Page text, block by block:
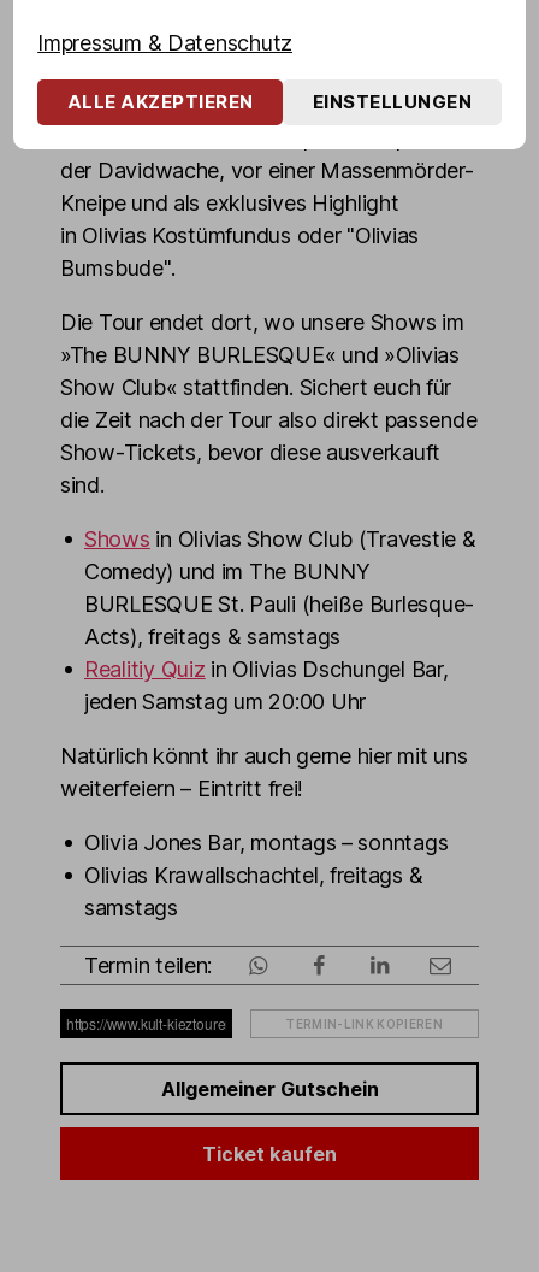
In rund 100 Minuten geht's von der Großen
Rotlicht-Dschungel mit Zwischenstopps
der Davidwache, vor einer Massenmörder-
Kneipe und als exklusives Highlight
in Olivias Kostümfundus oder "Olivias
Bumsbude".
Die Tour endet dort, wo unsere Shows im
»The BUNNY BURLESQUE« und »Olivias
Show Club« stattfinden. Sichert euch für
die Zeit nach der Tour also direkt passende
Show-Tickets, bevor diese ausverkauft
sind.
Shows in Olivias Show Club (Travestie &
Comedy) und im The BUNNY
BURLESQUE St. Pauli (heiße Burlesque-
Acts), freitags & samstags
Realitiy Quiz in Olivias Dschungel Bar,
jeden Samstag um 20:00 Uhr
Natürlich könnt ihr auch gerne hier mit uns
weiterfeiern – Eintritt frei!
Olivia Jones Bar, montags – sonntags
Olivias Krawallschachtel, freitags &
samstags
Termin teilen:
TERMIN-LINK KOPIEREN
Allgemeiner Gutschein
Ticket kaufen
Impressum & Datenschutz
ALLE AKZEPTIEREN EINSTELLUNGEN